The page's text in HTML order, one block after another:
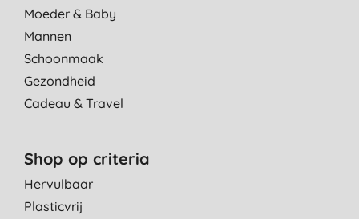
Moeder & Baby
Mannen
Schoonmaak
Gezondheid
Cadeau & Travel
Shop op criteria
Hervulbaar
Plasticvrij